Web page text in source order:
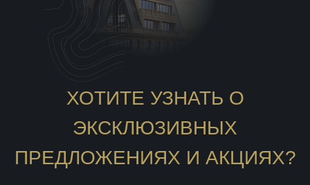
ХОТИТЕ УЗНАТЬ О
ЭКСКЛЮЗИВНЫХ
ПРЕДЛОЖЕНИЯХ И АКЦИЯХ?